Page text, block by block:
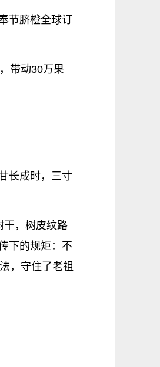
节脐橙全球订
带动30万果
长成时，三寸
干，树皮纹路
下的规矩：不
，守住了老祖